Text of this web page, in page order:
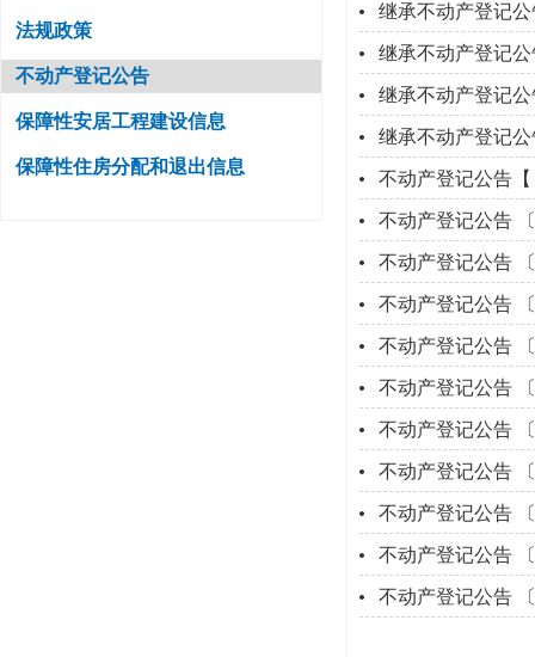
继承不动产登记
继承不动产登记
继承不动产登记
继承不动产登记
不动产登记公告
不动产登记公告
不动产登记公告
不动产登记公告
不动产登记公告
不动产登记公告
不动产登记公告
不动产登记公告
不动产登记公告
不动产登记公告
不动产登记公告
法规政策
不动产登记公告
保障性安居工程建设信息
保障性住房分配和退出信息